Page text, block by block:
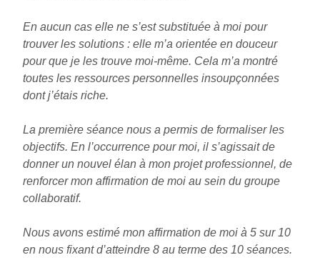
En aucun cas elle ne s’est substituée à moi pour
trouver les solutions : elle m’a orientée en douceur
pour que je les trouve moi-même. Cela m’a montré
toutes les ressources personnelles insoupçonnées
dont j’étais riche.
La première séance nous a permis de formaliser les
objectifs. En l’occurrence pour moi, il s’agissait de
donner un nouvel élan à mon projet professionnel, de
renforcer mon affirmation de moi au sein du groupe
collaboratif.
Nous avons estimé mon affirmation de moi à 5 sur 10
en nous fixant d’atteindre 8 au terme des 10 séances.